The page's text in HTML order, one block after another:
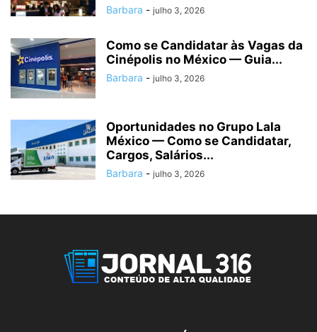
Barbara - julho 3, 2026
Como se Candidatar às Vagas da
Cinépolis no México — Guia...
Barbara - julho 3, 2026
Oportunidades no Grupo Lala
México — Como se Candidatar,
Cargos, Salários...
Barbara - julho 3, 2026